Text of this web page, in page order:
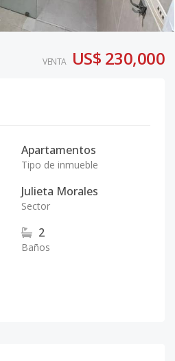
VENTA US$ 230,000
Apartamentos
Tipo de inmueble
Julieta Morales
Sector
2
Baños